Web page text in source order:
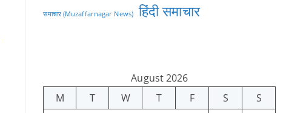
समाचार (Muzaffarnagar News) हिंदी समाचार
August 2026
M
T W T F S
S